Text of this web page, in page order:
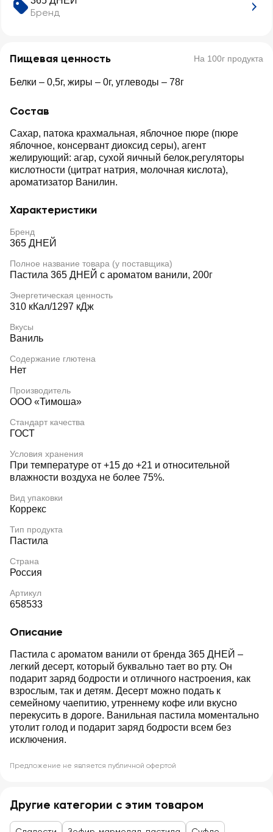
Бренд
Пищевая ценность На 100г продукта
Белки – 0,5г, жиры – 0г, углеводы – 78г
Состав
Сахар, патока крахмальная, яблочное пюре (пюре
яблочное, консервант диоксид серы), агент
желирующий: агар, сухой яичный белок,регуляторы
кислотности (цитрат натрия, молочная кислота),
ароматизатор Ванилин.
Характеристики
Бренд
365 ДНЕЙ
Полное название товара (у поставщика)
Пастила 365 ДНЕЙ с ароматом ванили, 200г
Энергетическая ценность
310 кКал/1297 кДж
Вкусы
Ваниль
Содержание глютена
Нет
Производитель
ООО «Тимоша»
Стандарт качества
ГОСТ
Условия хранения
При температуре от +15 до +21 и относительной
влажности воздуха не более 75%.
Вид упаковки
Коррекс
Тип продукта
Пастила
Страна
Россия
Артикул
658533
Описание
Пастила с ароматом ванили от бренда 365 ДНЕЙ –
легкий десерт, который буквально тает во рту. Он
подарит заряд бодрости и отличного настроения, как
взрослым, так и детям. Десерт можно подать к
семейному чаепитию, утреннему кофе или вкусно
перекусить в дороге. Ванильная пастила моментально
утолит голод и подарит заряд бодрости всем без
исключения.
Предложение не является публичной офертой
Другие категории с этим товаром